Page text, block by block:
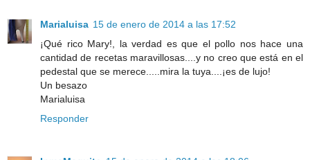
Marialuisa 15 de enero de 2014 a las 17:52
¡Qué rico Mary!, la verdad es que el pollo nos hace una
cantidad de recetas maravillosas....y no creo que está en el
pedestal que se merece.....mira la tuya....¡es de lujo!
Un besazo
Marialuisa
Responder